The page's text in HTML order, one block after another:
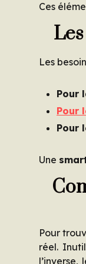
Ces
Les
Pour
Pour
Pour
Une
Pour
réel.